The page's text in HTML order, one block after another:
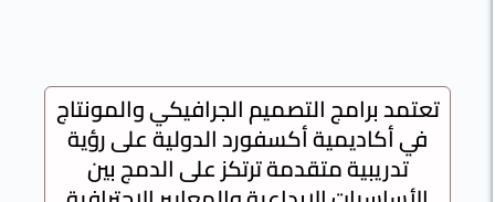
الجرافيكي
والمونتاج
برامج التصميم الجرافيكي والمونتاج
في أكاديمية أكسفورد الدولية على رؤية
تدريبية متقدمة ترتكز على الدمج بين